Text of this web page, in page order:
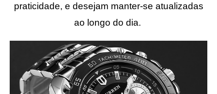
praticidade, e desejam manter-se atualizadas
ao longo do dia.